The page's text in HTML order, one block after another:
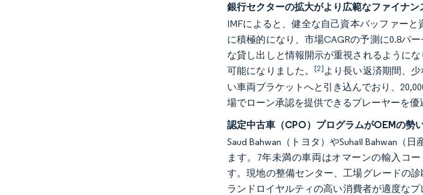
銀行セクターの拡大がより広範なファイナ
IMFによると、健全な自己資本バッファー
に積極的になり、市場CAGRの予測に0.8パ
な貸し出しと情報開示が重視されるように
可能になりました。[2]より長い返済期間、
い車両ブラケットへと引き込んでおり、
場でローン承認を提供できるプレーヤーを
認定中古車（CPO）プログラムがOEMの勢
Saud Bahwan（トヨタ）やSuhail Bahwan（
ます。7年未満の車両はオマーンの輸入コ
す。現地の整備センター、工場グレードの
ランドロイヤルティの高い消費者が適度な